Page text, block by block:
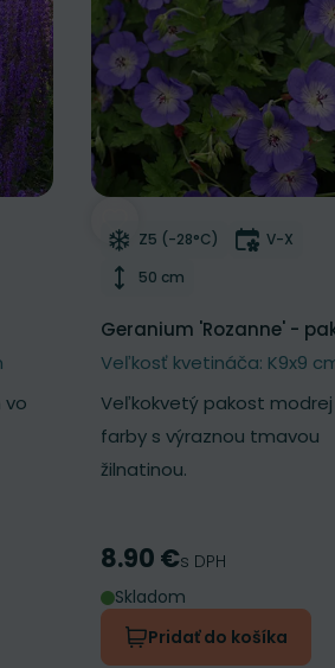
vo
Odober do zoznamu želaní
Mrazuvzdornosť
Z5 (-28°C) Doba
V-X
Výška rastliny
50 cm
Geranium 'Rozanne' -
Veľkosť kvetináča: K9x9
Veľkokvetý pakost modrej
farby s výraznou tmavou
žilnatinou.
Cena
8.90 €s DPH
Skladom
Pridať do košíka